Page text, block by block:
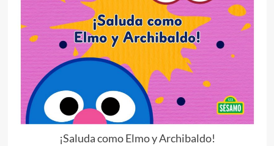
¡Saluda como Elmo y Archibaldo!